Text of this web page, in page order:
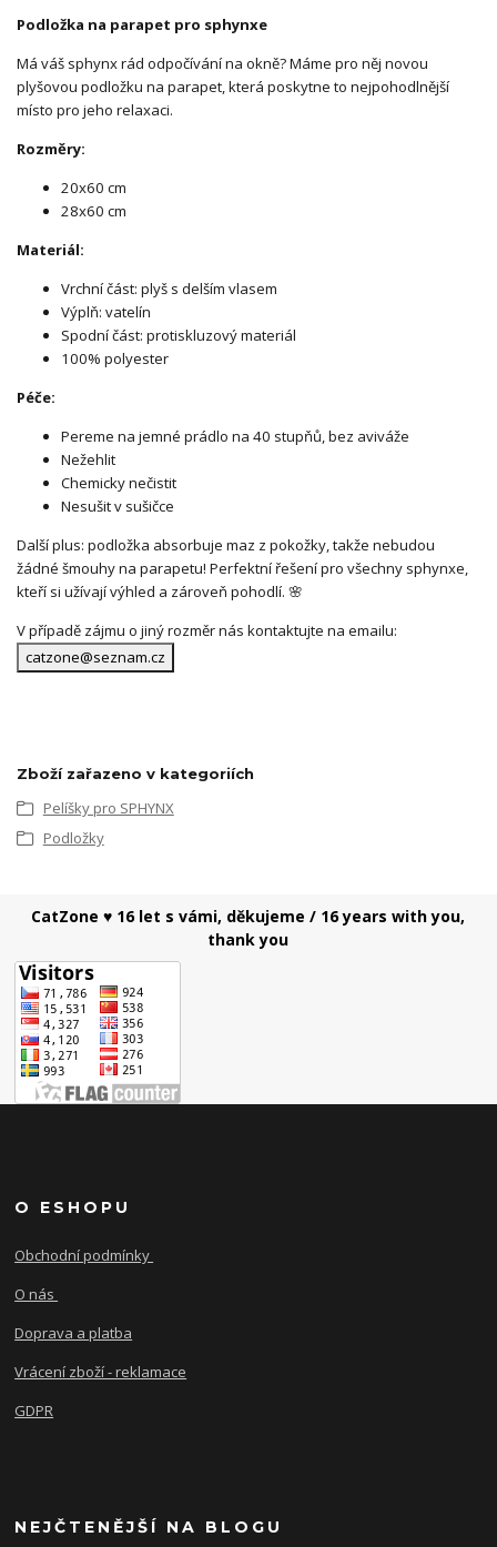
Podložka na parapet pro sphynxe
Má váš sphynx rád odpočívání na okně? Máme pro něj novou
plyšovou podložku na parapet, která poskytne to nejpohodlnější
místo pro jeho relaxaci.
Rozměry:
20x60 cm
28x60 cm
Materiál:
Vrchní část: plyš s delším vlasem
Výplň: vatelín
Spodní část: protiskluzový materiál
100% polyester
Péče:
Pereme na jemné prádlo na 40 stupňů, bez aviváže
Nežehlit
Chemicky nečistit
Nesušit v sušičce
Další plus: podložka absorbuje maz z pokožky, takže nebudou
žádné šmouhy na parapetu! Perfektní řešení pro všechny sphynxe,
kteří si užívají výhled a zároveň pohodlí. 🌸
V případě zájmu o jiný rozměr nás kontaktujte na emailu:
catzone@seznam.cz
Zboží zařazeno v kategoriích
Pelíšky pro SPHYNX
Podložky
CatZone ♥ 16 let s vámi, děkujeme / 16 years with you,
thank you
O ESHOPU
Obchodní podmínky
O nás
Doprava a platba
Vrácení zboží - reklamace
GDPR
NEJČTENĚJŠÍ NA BLOGU